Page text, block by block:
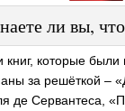
ли вы,
книг, которые
за решёткой –
де Сервантеса,